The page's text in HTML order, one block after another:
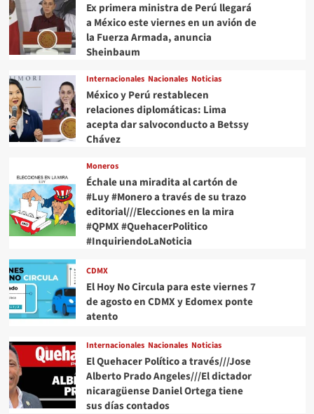
Ex primera ministra de Perú llegará
a México este viernes en un avión de
la Fuerza Armada, anuncia
Sheinbaum
Internacionales Nacionales Noticias
México y Perú restablecen
relaciones diplomáticas: Lima
acepta dar salvoconducto a Betssy
Chávez
Moneros
Échale una miradita al cartón de
#Luy #Monero a través de su trazo
editorial///Elecciones en la mira
#QPMX #QuehacerPolitico
#InquiriendoLaNoticia
CDMX
El Hoy No Circula para este viernes 7
de agosto en CDMX y Edomex ponte
atento
Internacionales Nacionales Noticias
El Quehacer Político a través///Jose
Alberto Prado Angeles///El dictador
nicaragüense Daniel Ortega tiene
sus días contados